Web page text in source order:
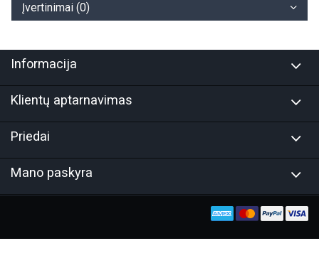
Įvertinimai (0)
Informacija
Klientų aptarnavimas
Priedai
Mano paskyra